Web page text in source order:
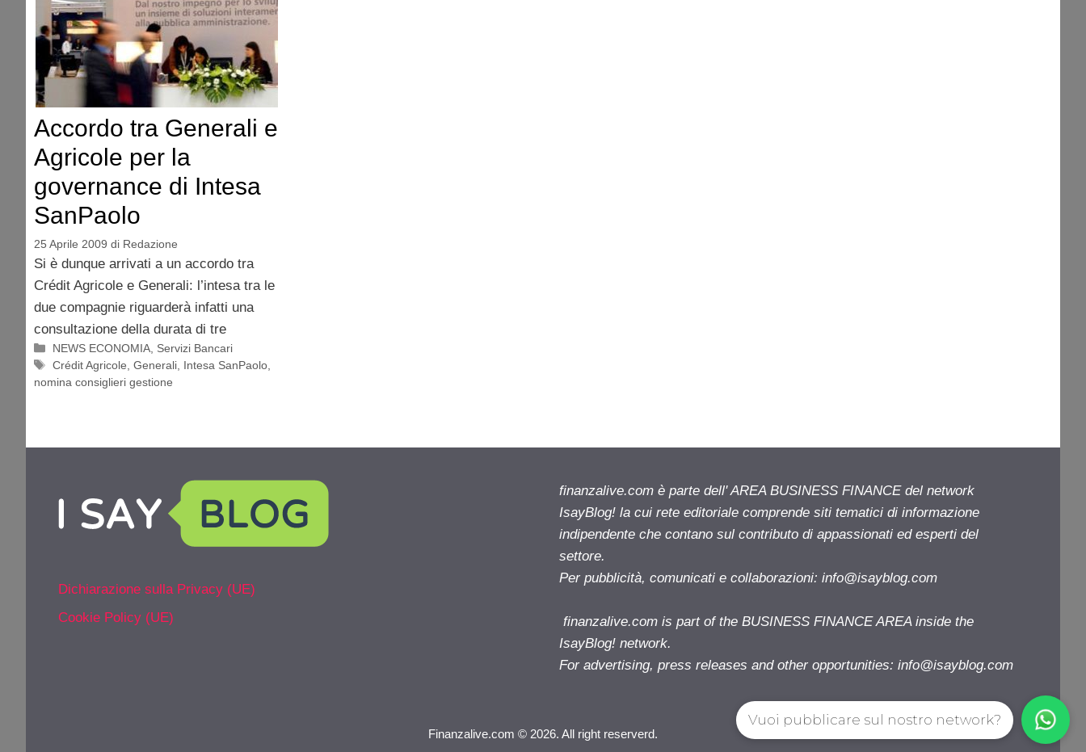
Accordo tra Generali e
Agricole per la
governance di Intesa
SanPaolo
25 Aprile 2009 di Redazione
Si è dunque arrivati a un accordo tra
Crédit Agricole e Generali: l’intesa tra le
due compagnie riguarderà infatti una
consultazione della durata di tre
Categorie
NEWS ECONOMIA Servizi Bancari
Tag
Crédit Agricole ,Generali Intesa SanPaolo
nomina consiglieri gestione
Dichiarazione sulla Privacy (UE)
Cookie Policy (UE)
finanzalive.com è parte dell' AREA BUSINESS FINANCE del network
IsayBlog! la cui rete editoriale comprende siti tematici di informazione
indipendente che contano sul contributo di appassionati ed esperti del
settore.
Per pubblicità, comunicati e collaborazioni: info@isayblog.com
finanzalive.com is part of the BUSINESS FINANCE AREA inside the
IsayBlog! network.
For advertising, press releases and other opportunities: info@isayblog.com
Finanzalive.com © 2026. All right reserverd.
Vuoi pubblicare sul nostro network?